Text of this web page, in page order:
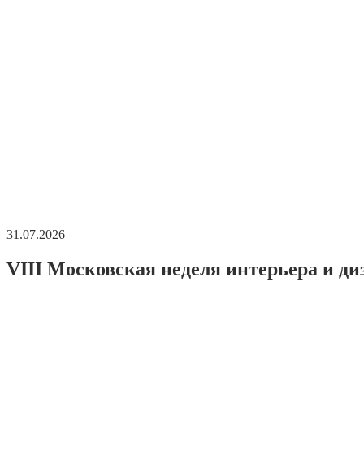
31.07.2026
VIII Московская неделя интерьера и